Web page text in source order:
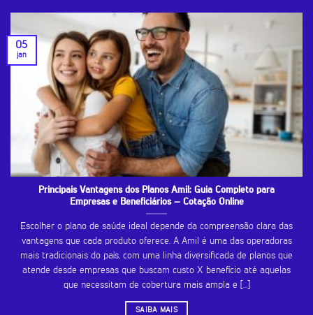
Principais Vantagens dos Planos Amil: Guia Completo para
Empresas e Beneficiários – Cotação Online
Escolher o plano de saúde ideal depende da compreensão clara das
vantagens que cada produto oferece. A Amil é uma das operadoras
mais tradicionais do país, com uma linha diversificada de planos que
atende desde empresas que buscam custo X benefício até aquelas
que necessitam de cobertura mais ampla e [...]
SAIBA MAIS
05
jan